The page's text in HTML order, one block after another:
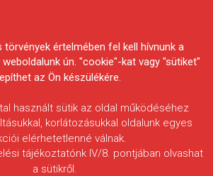
Szövetsége
törvények értelmében fel kell hívnunk a
ún. "cookie"-kat vagy "sütiket"
az Ön készülékére.
használt sütik az oldal működéséhez
korlátozásukkal oldalunk egyes
elérhetetlenné válnak.
tájékoztatónk IV/8. pontjában olvashat
a sütikről.